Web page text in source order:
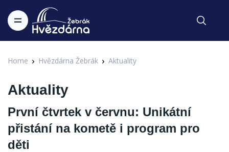
Home Hvězdárna Žebrák Aktuality
Aktuality
První čtvrtek v červnu: Unikátní
přistání na kometě i program pro
děti